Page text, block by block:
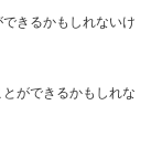
きるかもしれないけ
ができるかもしれな